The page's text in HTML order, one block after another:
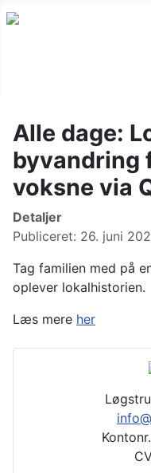
Alle dage:
byvandring
voksne via
Detaljer
Publiceret: 26. juni
Tag familien med på
oplever lokalhistorien.
Læs mere her